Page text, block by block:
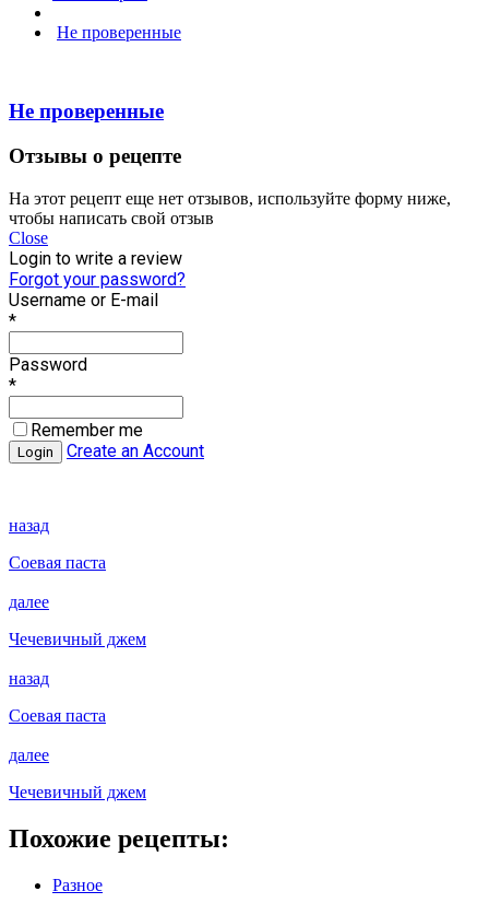
Не проверенные
Не проверенные
Отзывы о рецепте
На этот рецепт еще нет отзывов, используйте форму ниже,
чтобы написать свой отзыв
Close
Login to write a review
Forgot your password?
Username or E-mail
*
Password
*
Remember me
Create an Account
назад
Соевая паста
далее
Чечевичный джем
назад
Соевая паста
далее
Чечевичный джем
Похожие рецепты:
Разное